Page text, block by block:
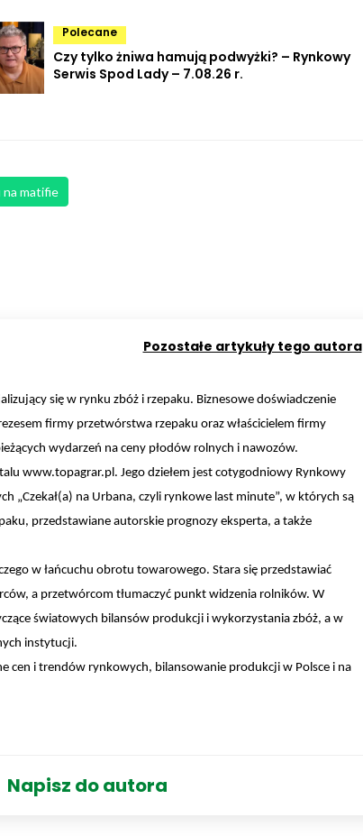
Polecane
Czy tylko żniwa hamują podwyżki? – Rynkowy
Serwis Spod Lady – 7.08.26 r.
na matifie
się w rynku zbóż i rzepaku. Biznesowe doświadczenie
firmy przetwórstwa rzepaku oraz właścicielem firmy
wydarzeń na ceny płodów rolnych i nawozów.
www.topagrar.pl. Jego dziełem jest cotygodniowy Rynkowy
„Czekał(a) na Urbana, czyli rynkowe last minute”, w których są
przedstawiane autorskie prognozy eksperta, a także
w łańcuchu obrotu towarowego. Stara się przedstawiać
a przetwórcom tłumaczyć punkt widzenia rolników. W
światowych bilansów produkcji i wykorzystania zbóż, a w
instytucji.
cen i trendów rynkowych, bilansowanie produkcji w Polsce i na
Pozostałe artykuły tego autora
Napisz do autora